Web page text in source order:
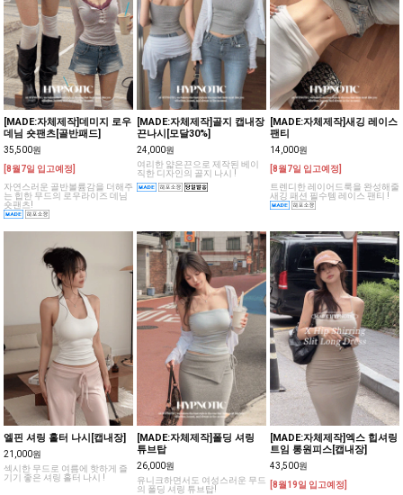
[MADE:자체제작]데미지 로우
데님 숏팬츠[골반패드]
35,500원
[8월7일 입고예정]
자연스러운 골반볼륨감을 더해주
는 힙한 무드의 로우라이즈 데님
숏팬츠!
[MADE:자체제작]골지 캡내장
끈나시[모달30%]
24,000원
여리한 얇은끈으로 제작된 베이
직한 디자인의 골지 나시 !
[MADE:자체제작]새깅 레이스
팬티
14,000원
[8월7일 입고예정]
트렌디한 레이어드룩을 완성해줄
새깅 패션 필수템 레이스 팬티 !
엘핀 셔링 홀터 나시[캡내장]
21,000원
섹시한 무드로 여름에 핫하게 즐
기기 좋은 셔링 홀터 나시 !
[MADE:자체제작]폴딩 셔링
튜브탑
26,000원
유니크하면서도 여성스러운 무드
의 폴딩 셔링 튜브탑!
[MADE:자체제작]엑스 힙셔링
트임 롱원피스[캡내장]
43,500원
[8월19일 입고예정]